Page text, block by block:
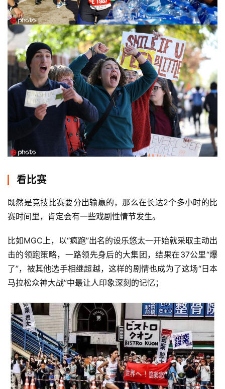
装
备
训
练
视
频
户
精
动
集
看比赛
既然是竞技比赛要分出输赢的，那么在长达2个多小时的比
赛时间里，肯定会有一些戏剧性情节发生。
比如MGC上，以“疯跑”出名的设乐悠太一开始就采取主动出
击的领跑策略，一路领先身后的大集团，结果在37公里“爆
了”，被其他选手相继超越，这样的剧情也成为了这场“日本
马拉松众神大战”中最让人印象深刻的记忆；